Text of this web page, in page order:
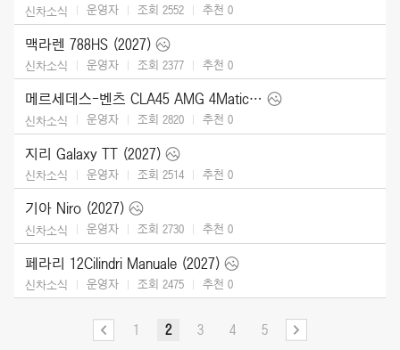
신차소식 운영자 조회 2552 추천 0
맥라렌 788HS (2027)
신차소식 운영자 조회 2377 추천 0
메르세데스-벤츠 CLA45 AMG 4Matic (2027)
신차소식 운영자 조회 2820 추천 0
지리 Galaxy TT (2027)
신차소식 운영자 조회 2514 추천 0
기아 Niro (2027)
신차소식 운영자 조회 2730 추천 0
페라리 12Cilindri Manuale (2027)
신차소식 운영자 조회 2475 추천 0
1 2 3 4 5